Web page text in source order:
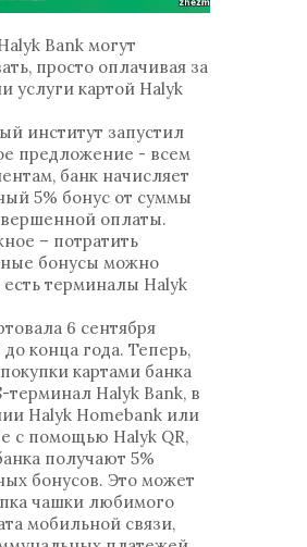
Bank могут
просто оплачивая за
услуги картой Halyk
институт запустил
предложение - всем
банк начисляет
5% бонус от суммы
оплаты.
– потратить
бонусы можно
есть терминалы Halyk
6 сентября
до конца года. Теперь,
картами банка
терминал Halyk Bank, в
Halyk Homebank или
с помощью Halyk QR,
получают 5%
бонусов. Это может
чашки любимого
мобильной связи,